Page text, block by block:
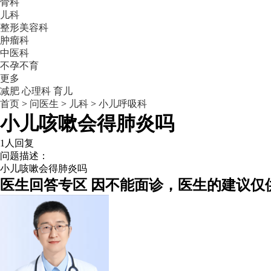
骨科
儿科
整形美容科
肿瘤科
中医科
不孕不育
更多
减肥 心理科 育儿
首页 > 问医生 > 儿科 > 小儿呼吸科
小儿咳嗽会得肺炎吗
1人回复
问题描述：
小儿咳嗽会得肺炎吗
医生回答专区 因不能面诊，医生的建议仅